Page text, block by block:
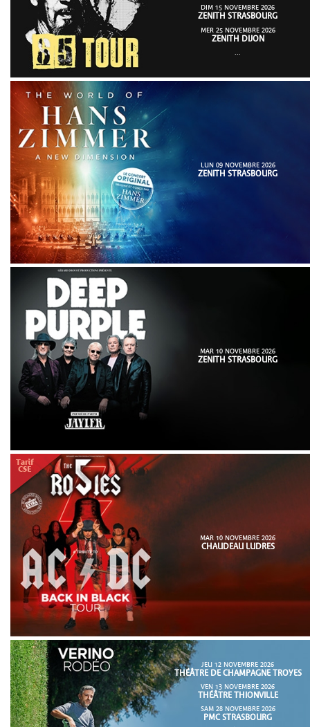
DIM 15 NOVEMBRE 2026
ZENITH STRASBOURG
MER 25 NOVEMBRE 2026
ZENITH DIJON
LUN 09 NOVEMBRE 2026
ZENITH STRASBOURG
MAR 10 NOVEMBRE 2026
ZENITH STRASBOURG
MAR 10 NOVEMBRE 2026
CHAUDEAU LUDRES
JEU 12 NOVEMBRE 2026
THÉÂTRE DE CHAMPAGNE TROYES
VEN 13 NOVEMBRE 2026
THÉÂTRE THIONVILLE
SAM 28 NOVEMBRE 2026
PMC STRASBOURG